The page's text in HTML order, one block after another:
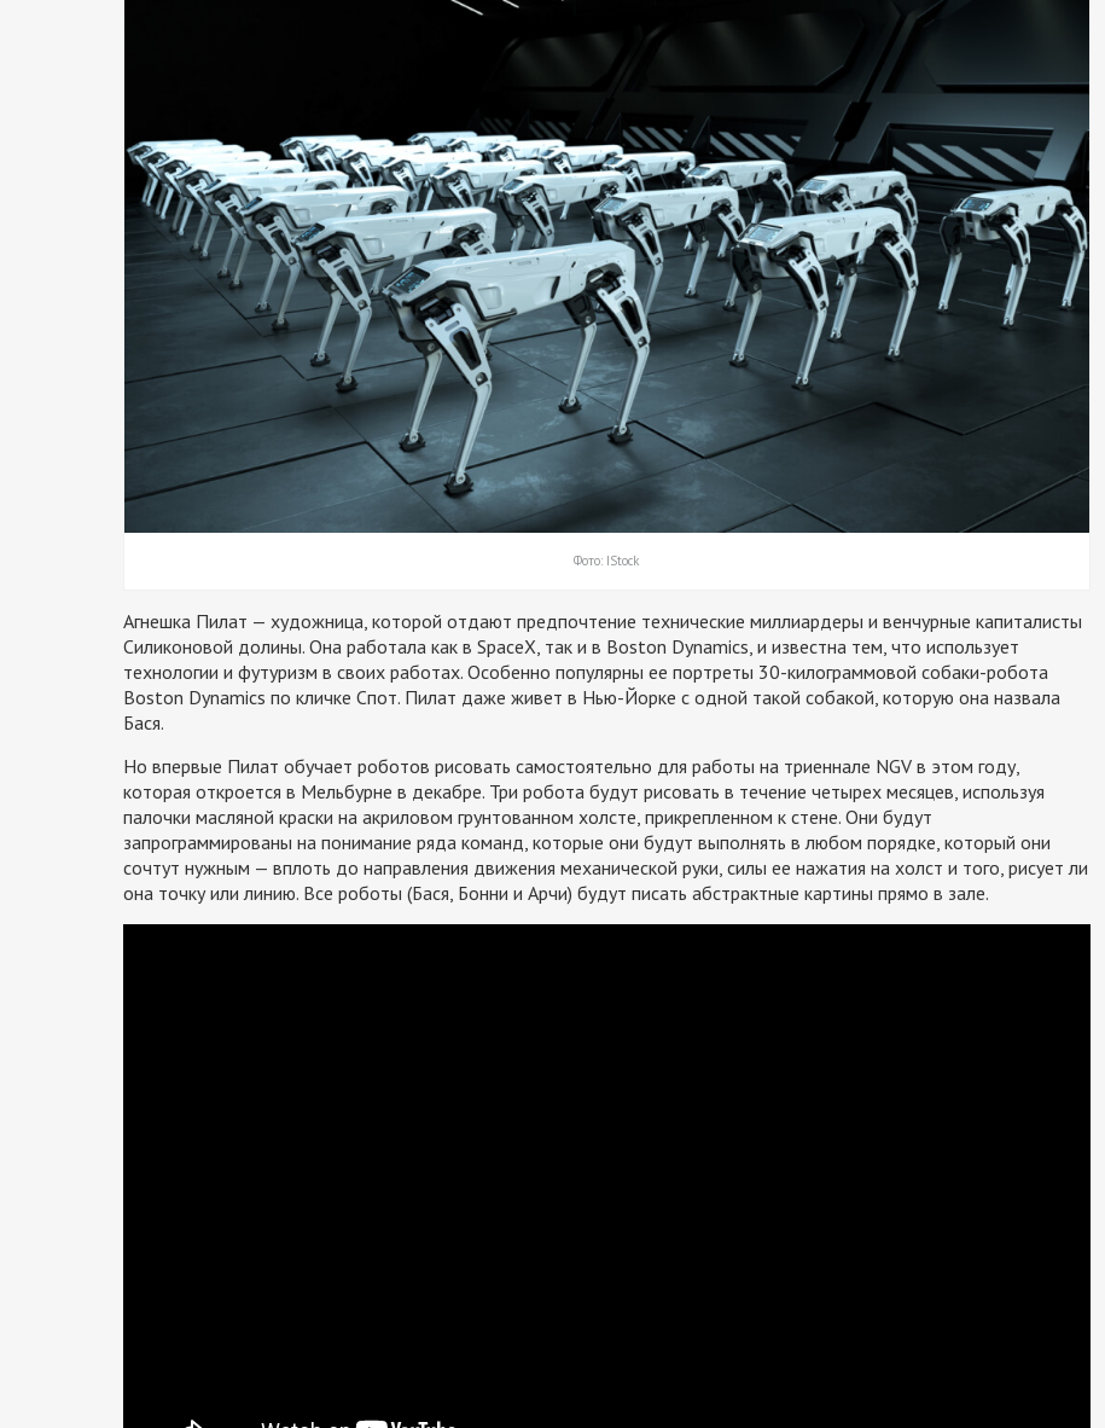
Фото: IStock
Агнешка Пилат — художница, которой отдают предпочтение технические миллиардеры и венчурные капиталисты
Силиконовой долины. Она работала как в SpaceX, так и в Boston Dynamics, и известна тем, что использует
технологии и футуризм в своих работах. Особенно популярны ее портреты 30-килограммовой собаки-робота
Boston Dynamics по кличке Спот. Пилат даже живет в Нью-Йорке с одной такой собакой, которую она назвала
Бася.
Но впервые Пилат обучает роботов рисовать самостоятельно для работы на триеннале NGV в этом году,
которая откроется в Мельбурне в декабре. Три робота будут рисовать в течение четырех месяцев, используя
палочки масляной краски на акриловом грунтованном холсте, прикрепленном к стене. Они будут
запрограммированы на понимание ряда команд, которые они будут выполнять в любом порядке, который они
сочтут нужным — вплоть до направления движения механической руки, силы ее нажатия на холст и того, рисует ли
она точку или линию. Все роботы (Бася, Бонни и Арчи) будут писать абстрактные картины прямо в зале.